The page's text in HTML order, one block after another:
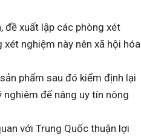
đề xuất lập các phòng xét
nghiệm này nên xã hội hóa
phẩm sau đó kiểm định lại
để nâng uy tín nông
với Trung Quốc thuận lợi